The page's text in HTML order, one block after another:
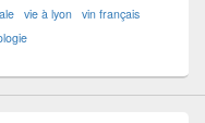
vie à lyon vin français